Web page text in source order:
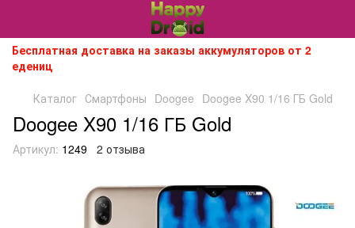
Бесплатная доставка на заказы аккумуляторов от 2
едениц
Каталог Смартфоны Doogee Doogee X90 1/16 ГБ Gold
Doogee X90 1/16 ГБ Gold
Артикул: 1249 2 отзыва